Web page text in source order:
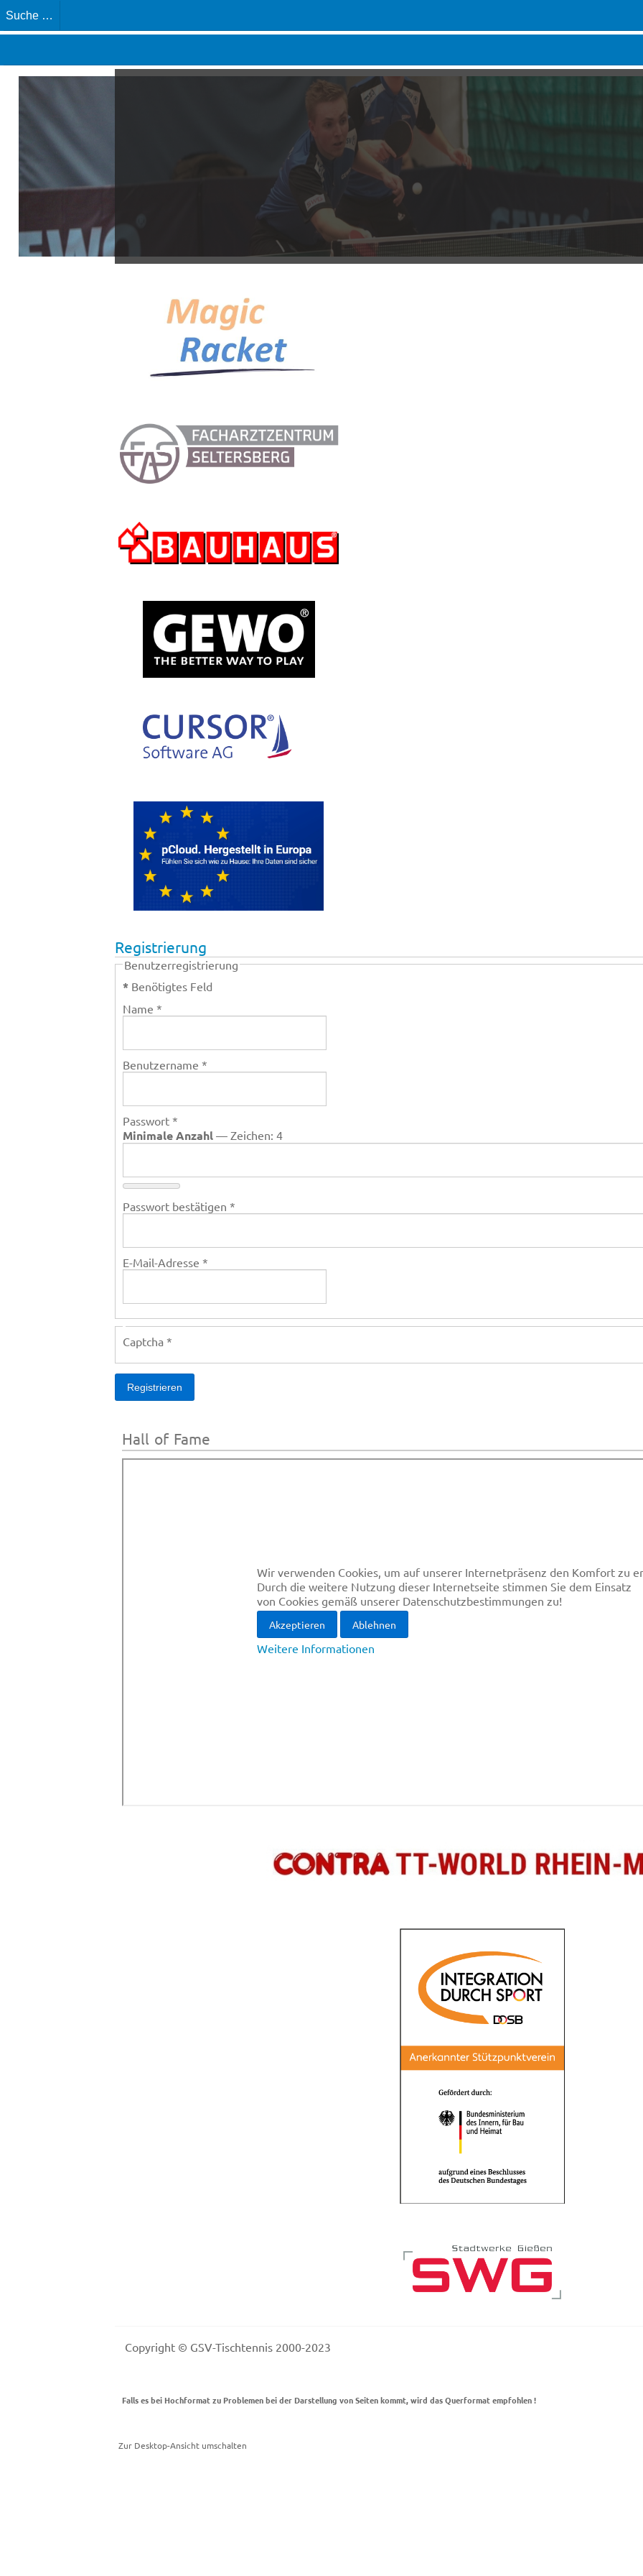
Registrierung
Benutzerregistrierung
* Benötigtes Feld
Name *
Benutzername *
Passwort *
Minimale Anzahl — Zeichen: 4
Passwort bestätigen *
E-Mail-Adresse *
Captcha *
Registrieren
Hall of Fame
Copyright © GSV-Tischtennis 2000-2023
Falls es bei Hochformat zu Problemen bei der Darstellung von Seiten kommt, wird das Querformat empfohlen !
Zur Desktop-Ansicht umschalten
Wir verwenden Cookies, um auf unserer Internetpräsenz den Komfort
Durch die weitere Nutzung dieser Internetseite stimmen Sie dem Einsatz
von Cookies gemäß unserer Datenschutzbestimmungen zu!
Akzeptieren Ablehnen
Weitere Informationen